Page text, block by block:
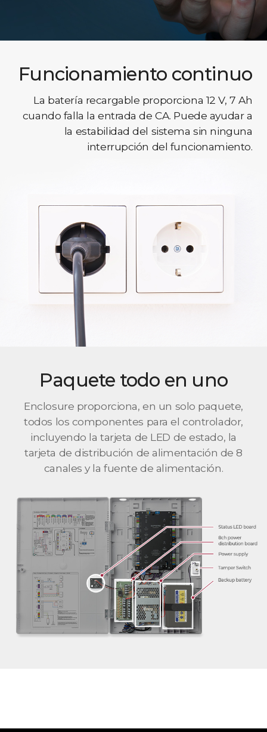
Funcionamiento continuo
La batería recargable proporciona 12 V, 7 Ah
cuando falla la entrada de CA. Puede ayudar a
la estabilidad del sistema sin ninguna
interrupción del funcionamiento.
Paquete todo en uno
Enclosure proporciona, en un solo paquete,
todos los componentes para el controlador,
incluyendo la tarjeta de LED de estado, la
tarjeta de distribución de alimentación de 8
canales y la fuente de alimentación.